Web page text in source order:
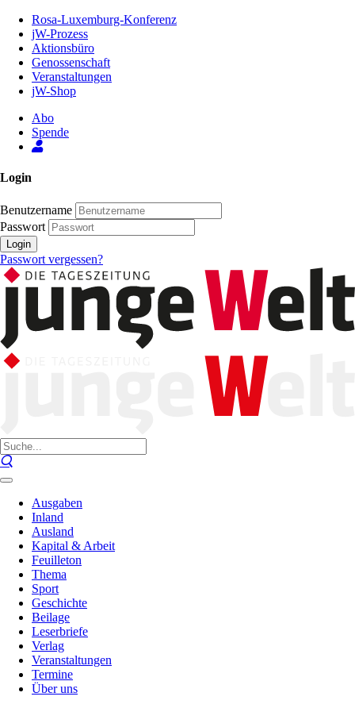
Inhalt
Seite
Rosa-Luxemburg-Konferenz
jW-Prozess
Aktionsbüro
Genossenschaft
Veranstaltungen
jW-Shop
Abo
Spende
Login
Benutzername
Passwort
Login
Passwort vergessen?
Ausgaben
Inland
Ausland
Kapital & Arbeit
Feuilleton
Thema
Sport
Geschichte
Beilage
Leserbriefe
Verlag
Veranstaltungen
Termine
Über uns